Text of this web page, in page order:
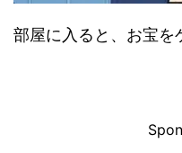
部屋に入ると、お宝を